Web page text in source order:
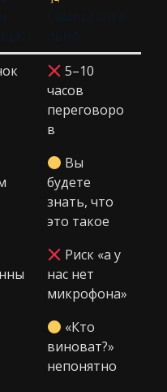
5–10
часов
переговоро
в
Вы
будете
знать, что
это такое
Риск «а у
нас нет
микрофона»
«Кто
виноват?»
непонятно